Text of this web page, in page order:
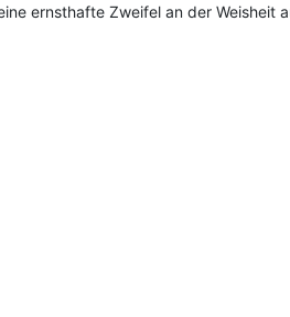
ernsthafte Zweifel an der Weisheit